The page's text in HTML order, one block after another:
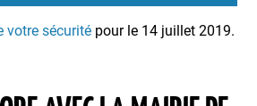
votre sécurité pour le 14 juillet 2019.